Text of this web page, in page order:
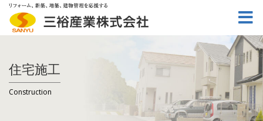
住宅施工
Construction